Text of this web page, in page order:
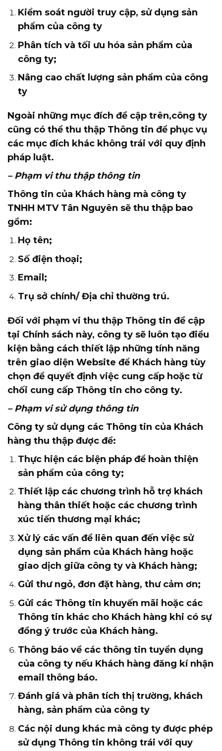
Kiểm soát người truy cập, sử dụng sản
phẩm của công ty
Phân tích và tối ưu hóa sản phẩm của
công ty;
Nâng cao chất lượng sản phẩm của công
ty
Ngoài những mục đích đề cập trên,công ty
cũng có thể thu thập Thông tin để phục vụ
các mục đích khác không trái với quy định
pháp luật.
– Phạm vi thu thập thông tin
Thông tin của Khách hàng mà công ty
TNHH MTV Tân Nguyên sẽ thu thập bao
gồm:
Họ tên;
Số điện thoại;
Email;
Trụ sở chính/ Địa chỉ thường trú.
Đối với phạm vi thu thập Thông tin đề cập
tại Chính sách này, công ty sẽ luôn tạo điều
kiện bằng cách thiết lập những tính năng
trên giao diện Website để Khách hàng tùy
chọn để quyết định việc cung cấp hoặc từ
chối cung cấp Thông tin cho công ty.
– Phạm vi sử dụng thông tin
Công ty sử dụng các Thông tin của Khách
hàng thu thập được để:
Thực hiện các biện pháp để hoàn thiện
sản phẩm của công ty;
Thiết lập các chương trình hỗ trợ khách
hàng thân thiết hoặc các chương trình
xúc tiến thương mại khác;
Xử lý các vấn đề liên quan đến việc sử
dụng sản phẩm của Khách hàng hoặc
giao dịch giữa công ty và Khách hàng;
Gửi thư ngỏ, đơn đặt hàng, thư cảm ơn;
Gửi các Thông tin khuyến mãi hoặc các
Thông tin khác cho Khách hàng khi có sự
đồng ý trước của Khách hàng.
Thông báo về các thông tin tuyển dụng
của công ty nếu Khách hàng đăng kí nhận
email thông báo.
Đánh giá và phân tích thị trường, khách
hàng, sản phẩm của công ty
Các nội dung khác mà công ty được phép
sử dụng Thông tin không trái với quy